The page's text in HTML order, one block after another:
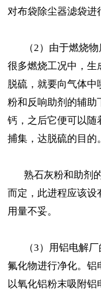
对布袋除尘器滤袋进
（2）由于燃烧物
很多燃烧工况中，生
脱硫，就要向气体中
粉和反响助剂的辅助
钙，之后它便可以随
捕集，达脱硫的目的。
熟石灰粉和助剂的
而定，此进程应该设
用量不妥。
（3）用铝电解厂
氟化物进行净化。铝
以氧化铝粉末吸附